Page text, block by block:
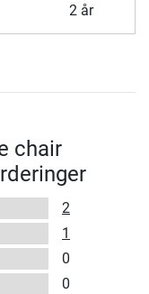
2 år
chair
2
1
0
0